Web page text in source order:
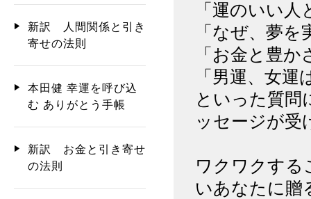
「運のいい
「なぜ、夢
「お金と豊
「男運、女
といった質問
ッセージが受
ワクワクする
いあなたに贈
新訳 人間関係と引き
寄せの法則
本田健 幸運を呼び込
む ありがとう手帳
新訳 お金と引き寄せ
の法則